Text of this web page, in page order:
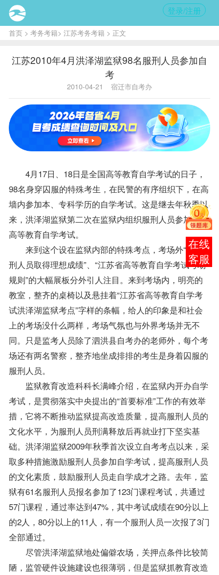
登录/注册
首页> 考务考籍> 江苏考务考籍 > 正文
江苏2010年4月洪泽湖监狱98名服刑人员参加自
考
2010-04-21 宿迁市自考办
4月17日、18日是全国高等教育自学考试的日子，
98名身穿囚服的特殊考生，在民警的有序组织下，在高
墙内参加本、专科学历的自学考试。这是继去年秋季以
来，洪泽湖监狱第二次在监狱内组织服刑人员参加全国
高等教育自学考试。
来到这个设在监狱内部的特殊考点，考场外“祝服
刑人员取得理想成绩”、“江苏省高等教育自学考试考场
规则”的大幅展板分外引人注目。来到考场内，明亮的
教室，整齐的桌椅以及悬挂着“江苏省高等教育自学考
试洪泽湖监狱考点”字样的条幅，给人的印象是和社会
上的考场没什么两样，考场气氛也与外界考场并无不
同。只是监考人员除了泗洪县自考办的老师外，每个考
场还有两名警察，整齐地坐成排排的考生是身着囚服的
服刑人员。
监狱教育改造科科长满峰介绍，在监狱内开办自学
考试，是贯彻落实中央提出的“首要标准”工作的有效举
措，它将不断推动监狱提高改造质量，提高服刑人员的
文化水平，为服刑人员刑满释放后再就业打下坚实基
础。洪泽湖监狱2009年秋季首次设立自考考点以来，采
取多种措施激励服刑人员参加自学考试，提高服刑人员
的文化素质，鼓励服刑人员走自学成才之路。去年，监
狱有61名服刑人员报名参加了123门课程考试，共通过
57门课程，通过率达到47%，其中考试成绩在90分以上
的2人，80分以上的11人，有一个服刑人员一次报了3门
全部通过。
尽管洪泽湖监狱地处偏僻农场，关押点条件比较简
陋，监管硬件设施建设也很薄弱，但是监狱抓教育改造
报考
咨询